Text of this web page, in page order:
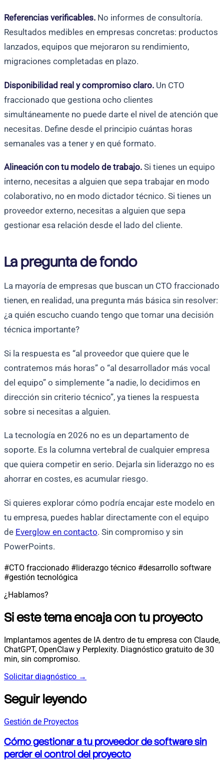
Referencias verificables. No informes de consultoría.
Resultados medibles en empresas concretas: productos
lanzados, equipos que mejoraron su rendimiento,
migraciones completadas en plazo.
Disponibilidad real y compromiso claro. Un CTO
fraccionado que gestiona ocho clientes
simultáneamente no puede darte el nivel de atención que
necesitas. Define desde el principio cuántas horas
semanales vas a tener y en qué formato.
Alineación con tu modelo de trabajo. Si tienes un equipo
interno, necesitas a alguien que sepa trabajar en modo
colaborativo, no en modo dictador técnico. Si tienes un
proveedor externo, necesitas a alguien que sepa
gestionar esa relación desde el lado del cliente.
La pregunta de fondo
La mayoría de empresas que buscan un CTO fraccionado
tienen, en realidad, una pregunta más básica sin resolver:
¿a quién escucho cuando tengo que tomar una decisión
técnica importante?
Si la respuesta es “al proveedor que quiere que le
contratemos más horas” o “al desarrollador más vocal
del equipo” o simplemente “a nadie, lo decidimos en
dirección sin criterio técnico”, ya tienes la respuesta
sobre si necesitas a alguien.
La tecnología en 2026 no es un departamento de
soporte. Es la columna vertebral de cualquier empresa
que quiera competir en serio. Dejarla sin liderazgo no es
ahorrar en costes, es acumular riesgo.
Si quieres explorar cómo podría encajar este modelo en
tu empresa, puedes hablar directamente con el equipo
de Everglow en contacto. Sin compromiso y sin
PowerPoints.
#CTO fraccionado #liderazgo técnico #desarrollo software
#gestión tecnológica
¿Hablamos?
Si este tema encaja con tu proyecto
Implantamos agentes de IA dentro de tu empresa con Claude,
ChatGPT, OpenClaw y Perplexity. Diagnóstico gratuito de 30
min, sin compromiso.
Solicitar diagnóstico →
Seguir leyendo
Gestión de Proyectos
Cómo gestionar a tu proveedor de software sin
perder el control del proyecto